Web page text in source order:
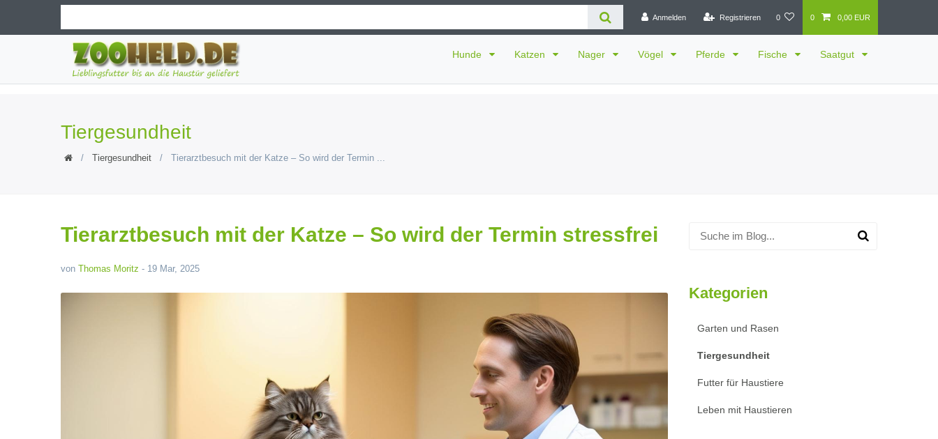
Anmelden Registrieren 0 0 0,00 EUR
Hunde Katzen Nager Vögel Pferde Fische Saatgut
Tiergesundheit
Tiergesundheit Tierarztbesuch mit der Katze – So wird der Termin ...
Tierarztbesuch mit der Katze – So wird der Termin stressfrei
von Thomas Moritz - 19 Mar, 2025
Kategorien
Garten und Rasen
Tiergesundheit
Futter für Haustiere
Leben mit Haustieren